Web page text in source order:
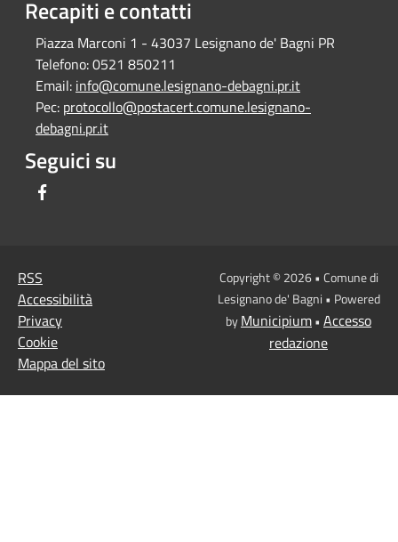
Recapiti e contatti
Piazza Marconi 1 - 43037 Lesignano de' Bagni PR
Telefono:0521 850211
Email: info@comune.lesignano-debagni.pr.it
Pec: protocollo@postacert.comune.lesignano-
debagni.pr.it
Seguici su
RSS
Accessibilità
Privacy
Cookie
Mappa del sito
Copyright © 2026 • Comune di
Lesignano de' Bagni • Powered
byMunicipium• Accesso
redazione